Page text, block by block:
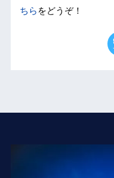
ちら をどうぞ！